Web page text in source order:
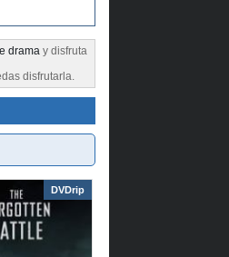
drama y disfruta
disfrutarla.
DVDrip